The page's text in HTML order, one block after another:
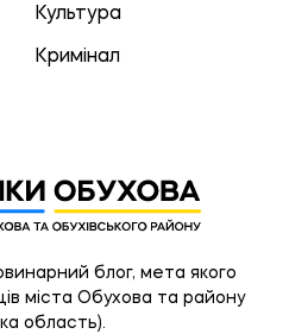
Культура
Кримінал
блог, мета якого
міста Обухова та району
область).